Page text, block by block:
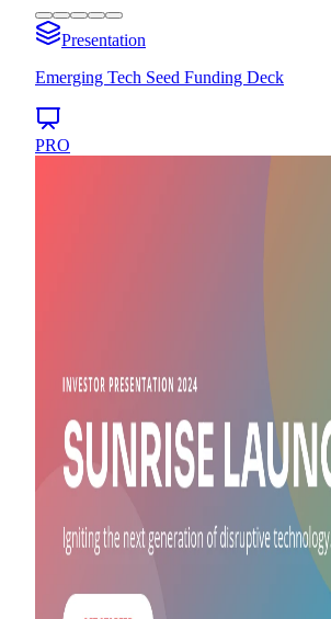
Presentation
Emerging Tech Seed Funding Deck
PRO